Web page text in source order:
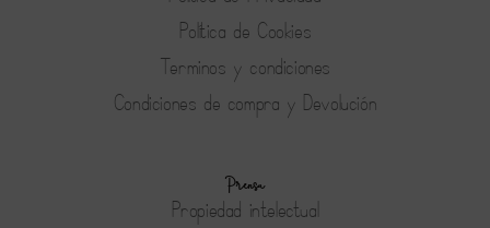
Política de Cookies
Terminos y condiciones
Condiciones de compra y Devolución
Prensa
Propiedad intelectual